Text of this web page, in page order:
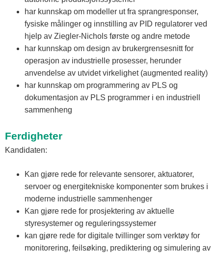
har kunnskap om modeller ut fra sprangresponser,
fysiske målinger og innstilling av PID regulatorer ved
hjelp av Ziegler-Nichols første og andre metode
har kunnskap om design av brukergrensesnitt for
operasjon av industrielle prosesser, herunder
anvendelse av utvidet virkelighet (augmented reality)
har kunnskap om programmering av PLS og
dokumentasjon av PLS programmer i en industriell
sammenheng
Ferdigheter
Kandidaten:
Kan gjøre rede for relevante sensorer, aktuatorer,
servoer og energitekniske komponenter som brukes i
moderne industrielle sammenhenger
Kan gjøre rede for prosjektering av aktuelle
styresystemer og reguleringssystemer
kan gjøre rede for digitale tvillinger som verktøy for
monitorering, feilsøking, prediktering og simulering av